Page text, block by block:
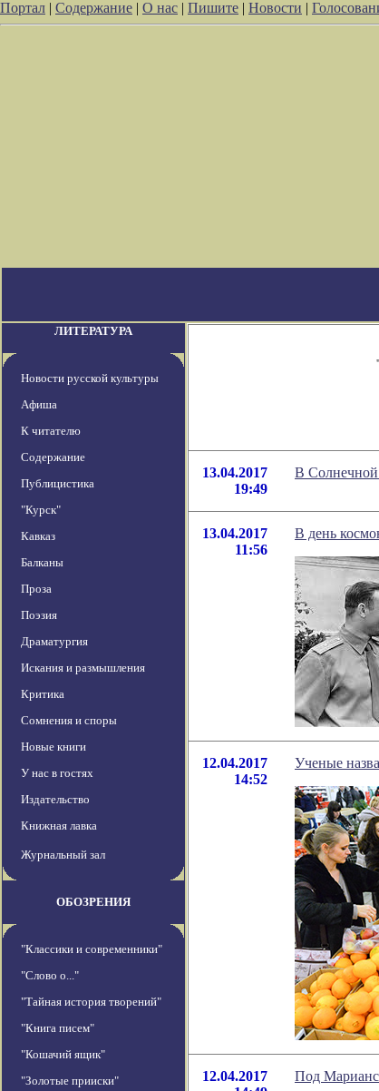
Портал | Содержание | О нас | Пишите | Новости |
ЛИТЕРАТУРА
Новости русской культуры
Афиша
К читателю
Содержание
Публицистика
"Курск"
Кавказ
Балканы
Проза
Поэзия
Драматургия
Искания и размышления
Критика
Сомнения и споры
Новые книги
У нас в гостях
Издательство
Книжная лавка
Журнальный зал
ОБОЗРЕНИЯ
"Классики и современники"
"Слово о..."
"Тайная история творений"
"Книга писем"
"Кошачий ящик"
"Золотые прииски"
13.04.2017
19:49
В Солнечной
13.04.2017
11:56
В день
12.04.2017
14:52
Ученые
12.04.2017
Под